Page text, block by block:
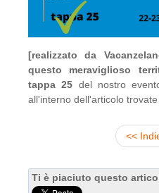
[realizzato da
questo meraviglioso
tappa 25 del nostro
all'interno dell'articolo
<<
Ti è piaciuto questo